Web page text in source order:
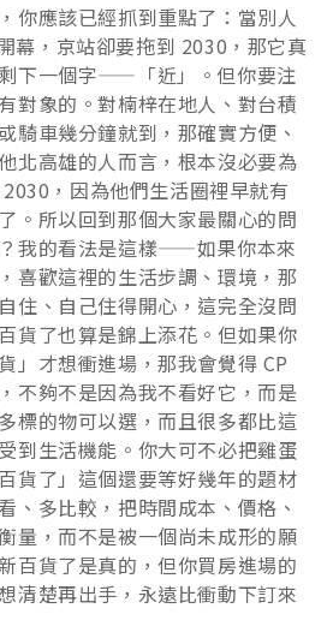
你應該已經抓到重點了：當別人
幕，京站卻要拖到 2030，那它真
下一個字——「近」。但你要注
對象的。對楠梓在地人、對台積
騎車幾分鐘就到，那確實方便、
北高雄的人而言，根本沒必要為
，因為他們生活圈裡早就有
。所以回到那個大家最關心的問
我的看法是這樣——如果你本來
喜歡這裡的生活步調、環境，那
住、自己住得開心，這完全沒問
貨了也算是錦上添花。但如果你
」才想衝進場，那我會覺得 CP
不夠不是因為我不看好它，而是
標的物可以選，而且很多都比這
到生活機能。你大可不必把雞蛋
貨了」這個還要等好幾年的題材
、多比較，把時間成本、價格、
量，而不是被一個尚未成形的願
百貨了是真的，但你買房進場的
清楚再出手，永遠比衝動下訂來